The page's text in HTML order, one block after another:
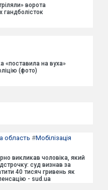
ворота
гандболісток
«поставила на вуха»
(фото)
область #Мобілізація
викликав чоловіка, який
суд визнав за
40 тисяч гривень як
- sud.ua